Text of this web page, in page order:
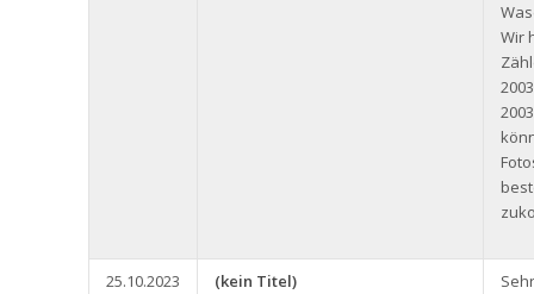
Wir
25.10.2023 (kein Titel)